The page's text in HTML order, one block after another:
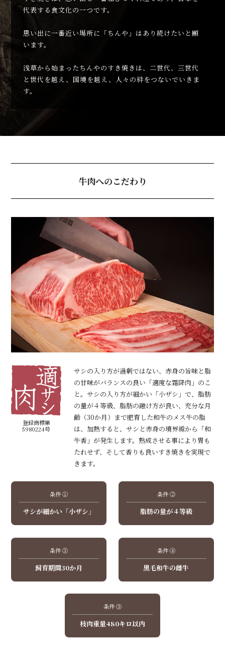
代表する食文化の一つです。
思い出に一番近い場所に「ちんや」はあり続けたいと願
います。
浅草から始まったちんやのすき焼きは、二世代、三世代
と世代を越え、国境を越え、人々の絆をつないでいきま
す。
牛肉へのこだわり
登録商標第
5980224号
サシの入り方が過剰ではない、赤身の旨味と脂
の甘味がバランスの良い「適度な霜降肉」のこ
と。サシの入り方が細かい「小ザシ」で、脂肪
の量が４等級、脂肪の融け方が良い、充分な月
齢（30か月）まで肥育した和牛のメス牛の脂
は、加熱すると、サシと赤身の境界線から「和
牛香」が発生します。熟成させる事により胃も
たれせず、そして香りも良いすき焼きを実現で
きます。
条件 ①
サシが細かい「小ザシ」
条件 ②
脂肪の量が４等級
条件 ③
飼育期間30か月
条件 ④
黒毛和牛の雌牛
条件 ⑤
枝肉重量480キロ以内